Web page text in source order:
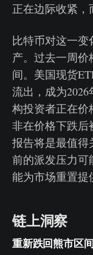
正在边际收紧，
比特币对这一
产。过去一周价
间。美国现货
流出，成为
构投资者正在价
非在价格下跌后
报告将是最值得
前的派发压力可
能为市场重置提
链上洞察
重新跌回熊市区间